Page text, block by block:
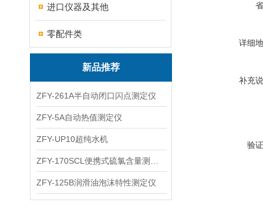
进口仪器及其他
零配件类
新品推荐
ZFY-261A半自动闭口闪点测定仪
ZFY-5A自动热值测定仪
ZFY-UP10超纯水机
ZFY-125B润滑油泡沫特性测定仪
详细
补充
验